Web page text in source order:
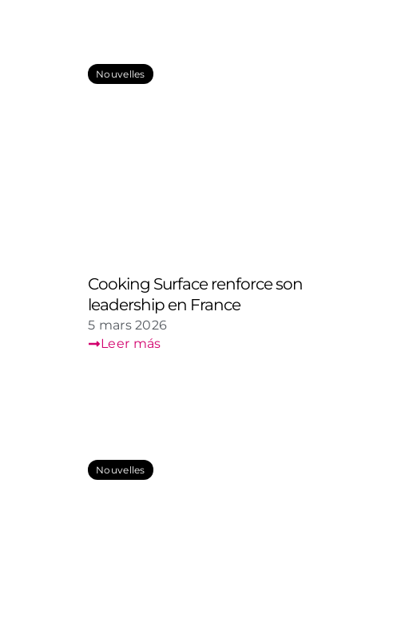
Nouvelles
Cooking Surface renforce son
leadership en France
5 mars 2026
Leer más
Nouvelles